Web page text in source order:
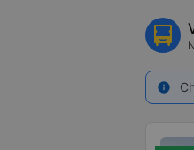
info